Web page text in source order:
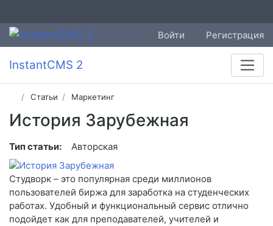
Войти Регистрация
InstantCMS 2
Статьи Маркетинг
История Зарубежная
Тип статьи: Авторская
Студворк – это популярная среди миллионов
пользователей биржа для заработка на студенческих
работах. Удобный и функциональный сервис отлично
подойдет как для преподавателей, учителей и